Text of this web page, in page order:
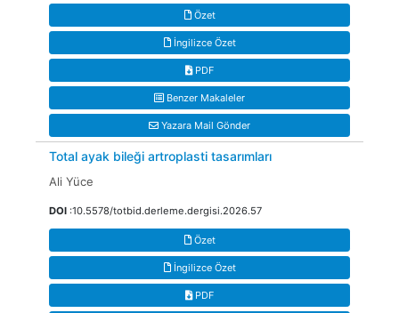
Özet
İngilizce Özet
PDF
Benzer Makaleler
Yazara Mail Gönder
Total ayak bileği artroplasti tasarımları
Ali Yüce
DOI :10.5578/totbid.derleme.dergisi.2026.57
Özet
İngilizce Özet
PDF